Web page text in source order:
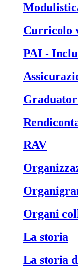
Curricolo
PAI -
RAV
Organi
La storia
La storia